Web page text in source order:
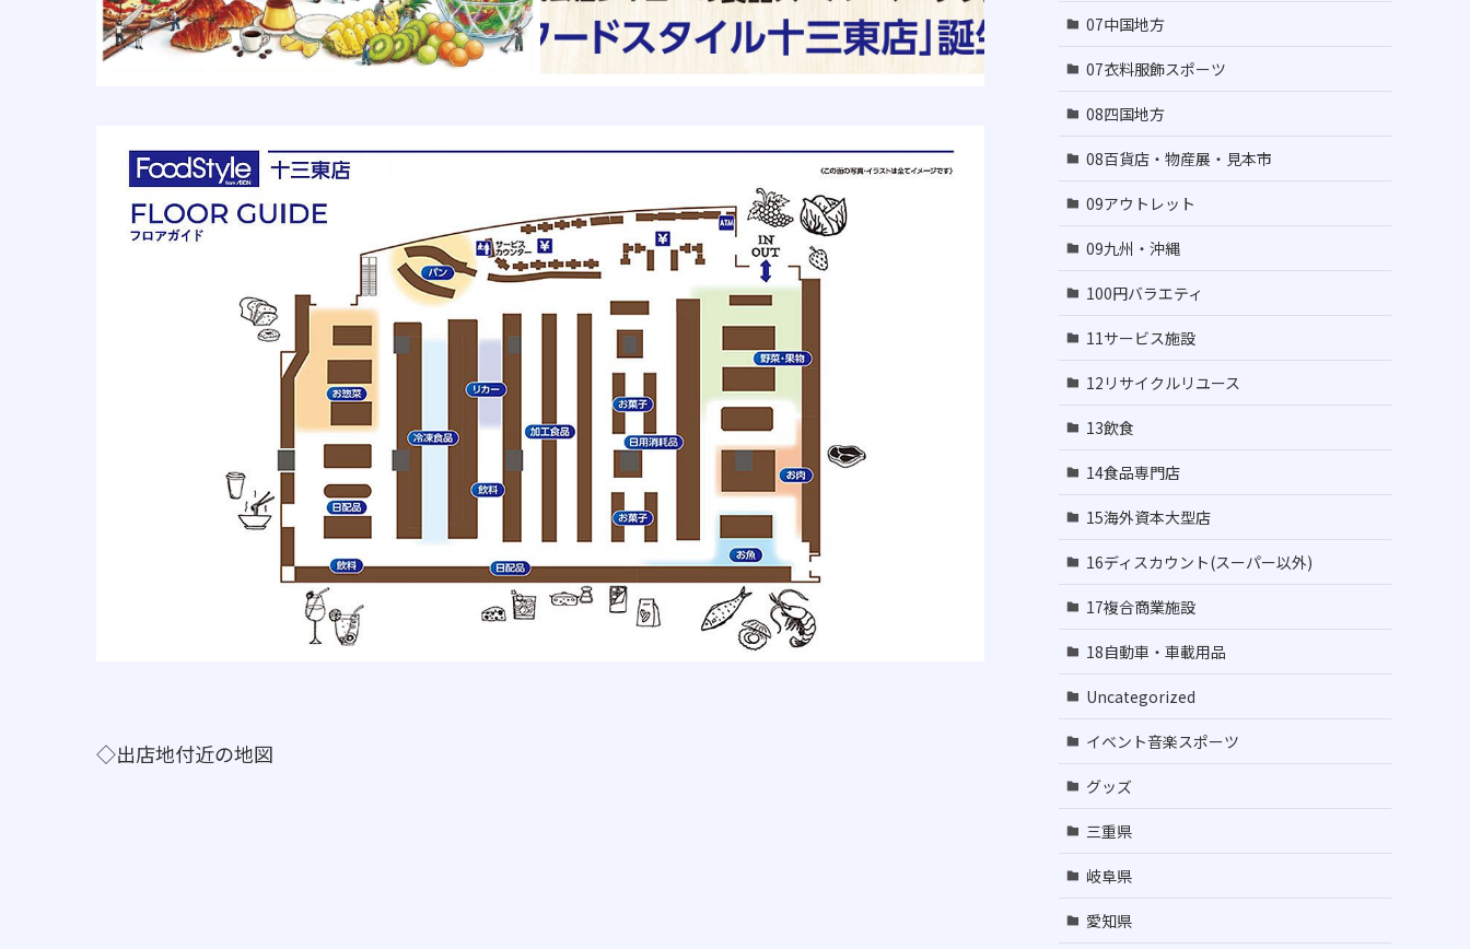
◇出店地付近の地図
07中国地方
07衣料服飾スポーツ
08四国地方
08百貨店・物産展・見本市
09アウトレット
09九州・沖縄
100円バラエティ
11サービス施設
12リサイクルリユース
13飲食
14食品専門店
15海外資本大型店
16ディスカウント(スーパー以外)
17複合商業施設
18自動車・車載用品
Uncategorized
イベント音楽スポーツ
グッズ
三重県
岐阜県
愛知県